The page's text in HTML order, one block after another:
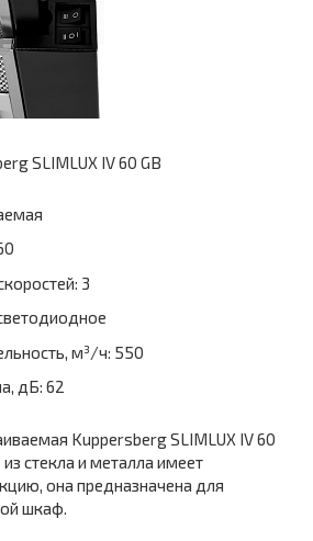
3
м³/ч: 550
дБ: 62
Kuppersberg SLIMLUX IV 60
стекла и металла имеет
она предназначена для
шкаф.